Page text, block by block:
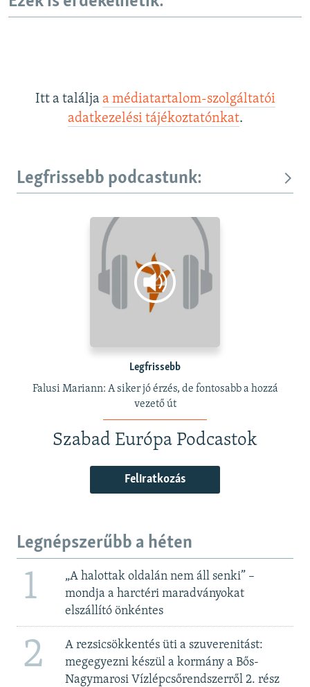
Itt a találja a médiatartalom-szolgáltatói
adatkezelési tájékoztatónkat.
Legfrissebb podcastunk:
Legfrissebb
Falusi Mariann: A siker jó érzés, de fontosabb a hozzá
vezető út
Szabad Európa Podcastok
Feliratkozás
Legnépszerűbb a héten
1
„A halottak oldalán nem áll senki” –
mondja a harctéri maradványokat
elszállító önkéntes
2
A rezsicsökkentés üti a szuverenitást:
megegyezni készül a kormány a Bős-
Nagymarosi Vízlépcsőrendszerről 2. rész